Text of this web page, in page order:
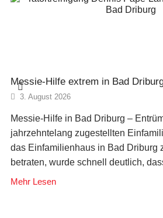
Messie-Hilfe extrem in Bad
3. August 2026
Messie-Hilfe in Bad Driburg –
jahrzehntelang zugestellten
das Einfamilienhaus in Bad Driburg
betraten, wurde schnell deutlich,
Mehr Lesen